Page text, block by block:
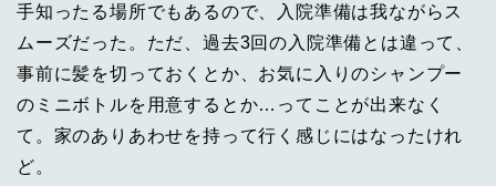
手知ったる場所でもあるので、入院準備は我ながらス
ムーズだった。ただ、過去3回の入院準備とは違って、
事前に髪を切っておくとか、お気に入りのシャンプー
のミニボトルを用意するとか…ってことが出来なく
て。家のありあわせを持って行く感じにはなったけれ
ど。